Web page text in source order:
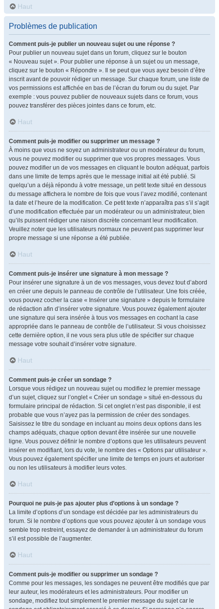
Haut
Problèmes de publication
Comment puis-je publier un nouveau sujet ou une réponse ?
Pour publier un nouveau sujet dans un forum, cliquez sur le bouton
« Nouveau sujet ». Pour publier une réponse à un sujet ou un message,
cliquez sur le bouton « Répondre ». Il se peut que vous ayez besoin d’être
inscrit avant de pouvoir rédiger un message. Sur chaque forum, une liste de
vos permissions est affichée en bas de l’écran du forum ou du sujet. Par
exemple : vous pouvez publier de nouveaux sujets dans ce forum, vous
pouvez transférer des pièces jointes dans ce forum, etc.
Haut
Comment puis-je modifier ou supprimer un message ?
À moins que vous ne soyez un administrateur ou un modérateur du forum,
vous ne pouvez modifier ou supprimer que vos propres messages. Vous
pouvez modifier un de vos messages en cliquant le bouton adéquat, parfois
dans une limite de temps après que le message initial ait été publié. Si
quelqu’un a déjà répondu à votre message, un petit texte situé en dessous
du message affichera le nombre de fois que vous l’avez modifié, contenant
la date et l’heure de la modification. Ce petit texte n’apparaîtra pas s’il s’agit
d’une modification effectuée par un modérateur ou un administrateur, bien
qu’ils puissent rédiger une raison discrète concernant leur modification.
Veuillez noter que les utilisateurs normaux ne peuvent pas supprimer leur
propre message si une réponse a été publiée.
Haut
Comment puis-je insérer une signature à mon message ?
Pour insérer une signature à un de vos messages, vous devez tout d’abord
en créer une depuis le panneau de contrôle de l’utilisateur. Une fois créée,
vous pouvez cocher la case « Insérer une signature » depuis le formulaire
de rédaction afin d’insérer votre signature. Vous pouvez également ajouter
une signature qui sera insérée à tous vos messages en cochant la case
appropriée dans le panneau de contrôle de l’utilisateur. Si vous choisissez
cette dernière option, il ne vous sera plus utile de spécifier sur chaque
message votre souhait d’insérer votre signature.
Haut
Comment puis-je créer un sondage ?
Lorsque vous rédigez un nouveau sujet ou modifiez le premier message
d’un sujet, cliquez sur l’onglet « Créer un sondage » situé en-dessous du
formulaire principal de rédaction. Si cet onglet n’est pas disponible, il est
probable que vous n’ayez pas la permission de créer des sondages.
Saisissez le titre du sondage en incluant au moins deux options dans les
champs adéquats, chaque option devant être insérée sur une nouvelle
ligne. Vous pouvez définir le nombre d’options que les utilisateurs peuvent
insérer en modifiant, lors du vote, le nombre des « Options par utilisateur ».
Vous pouvez également spécifier une limite de temps en jours et autoriser
ou non les utilisateurs à modifier leurs votes.
Haut
Pourquoi ne puis-je pas ajouter plus d’options à un sondage ?
La limite d’options d’un sondage est décidée par les administrateurs du
forum. Si le nombre d’options que vous pouvez ajouter à un sondage vous
semble trop restreint, essayez de demander à un administrateur du forum
s’il est possible de l’augmenter.
Haut
Comment puis-je modifier ou supprimer un sondage ?
Comme pour les messages, les sondages ne peuvent être modifiés que par
leur auteur, les modérateurs et les administrateurs. Pour modifier un
sondage, modifiez tout simplement le premier message du sujet car le